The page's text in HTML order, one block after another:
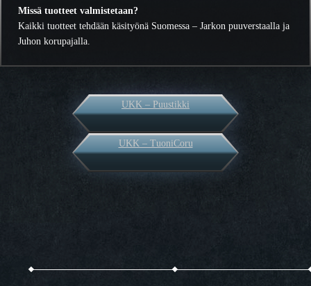
Missä tuotteet valmistetaan?
Kaikki tuotteet tehdään käsityönä Suomessa – Jarkon puuverstaalla ja
Juhon korupajalla.
UKK – Puustikki
UKK – TuoniCoru